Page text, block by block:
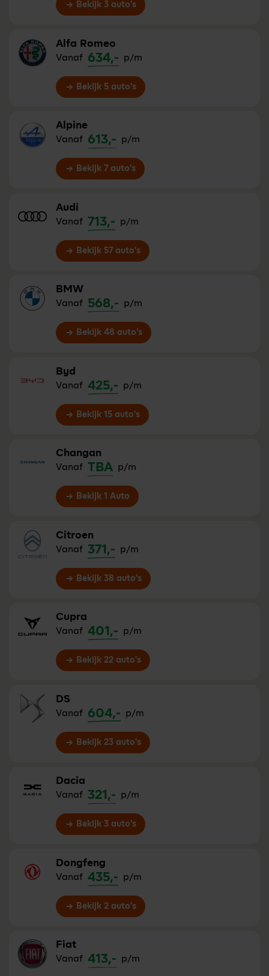
Bekijk 3 auto's
Alfa Romeo
Vanaf 634,- p/m
Bekijk 5 auto's
Alpine
Vanaf 613,- p/m
Bekijk 7 auto's
Audi
Vanaf 713,- p/m
Bekijk 57 auto's
BMW
Vanaf 568,- p/m
Bekijk 48 auto's
Byd
Vanaf 425,- p/m
Bekijk 15 auto's
Changan
Vanaf TBA p/m
Bekijk 1 Auto
Citroen
Vanaf 371,- p/m
Bekijk 38 auto's
Cupra
Vanaf 401,- p/m
Bekijk 22 auto's
DS
Vanaf 604,- p/m
Bekijk 23 auto's
Dacia
Vanaf 321,- p/m
Bekijk 3 auto's
Dongfeng
Vanaf 435,- p/m
Bekijk 2 auto's
Fiat
Vanaf 413,- p/m